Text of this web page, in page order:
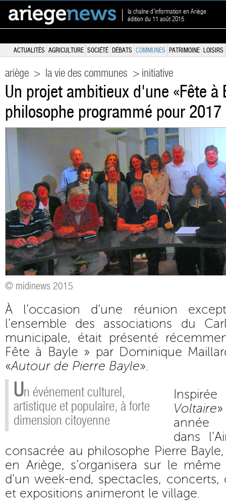
la chaîne d'information en Ariège
édition du 11 août 2015
ACTUALITÉS AGRICULTURE SOCIÉTÉ DÉBATS COMMUNES PATRIMOINE LOISIRS
ariège > la vie des communes > initiative
Un projet ambitieux d'une «Fête à
philosophe programmé pour
© midinews 2015
À l’occasion d’une réunion
l’ensemble des associations du
municipale, était présenté
Fête à Bayle » par Dominique
«Autour de Pierre Bayle».
Un événement culturel,
artistique et populaire, à forte
dimension citoyenne
Voltaire
année
dans
consacrée au philosophe Pierre
en Ariège, s’organisera sur le
d’un week-end, spectacles,
et expositions animeront le village.